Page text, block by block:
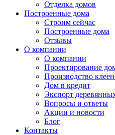
Отделка домов
Построенные дома
Строим сейчас
Построенные дома
Отзывы
О компании
О компании
Проектирование
Производство
Дом в кредит
Экспорт
Вопросы и ответы
Акции и новости
Блог
Контакты